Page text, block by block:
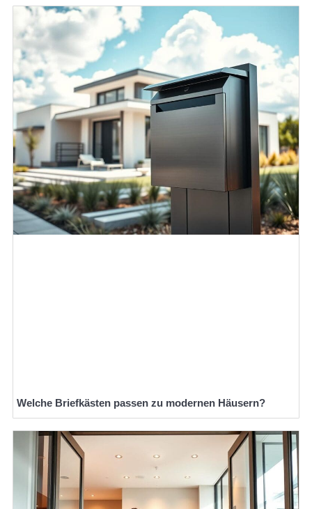
Welche Briefkästen passen zu modernen Häusern?